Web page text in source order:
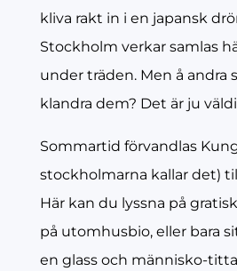
kliva rakt in i en japansk
Stockholm verkar samlas
under träden. Men å andra
klandra dem? Det är ju
Sommartid förvandlas
stockholmarna kallar det)
Här kan du lyssna på
på utomhusbio, eller bara
en glass och människo-